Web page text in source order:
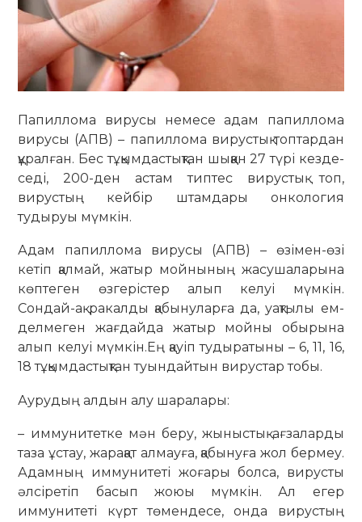
Папиллома вирусы не­ме­се адам папил­ло­ма
ви­русы (АПВ) – папиллома ви­рустық топтардан
құ­рал­ған. Бес тұқымдас­тық­тан шыққан 27 түрі кез­де­
седі, 200-ден астам типтес вирустық топ,
вирустың кей­бір штамдары онко­ло­гия
тудыруы мүмкін.
Адам папиллома ви­ру­сы (АПВ) – өзімен-өзі
кетіп қалмай, жатыр мойнының жасушаларына
көптеген өзгерістер алып келуі мүм­кін.
Сондай-ақ ракалды қабынуларға да, уақтылы ем­
делмеген жағдайда жа­тыр мойны обырына
алып келуі мүмкін.Ең қауіп туды­ра­тыны – 6, 11, 16,
18 тұқым­дас­тықтан туындайтын вирустар тобы.
Аурудың алдын алу ша­ралары:
– иммунитетке мән бе­ру, жыныстық ағзаларды
та­за ұстау, жарақат ал­мау­ға, қабынуға жол бермеу.
Адамның иммунитеті жо­ғары болса, вирусты
әл­сіретіп басып жоюы мүм­кін. Ал егер
иммунитеті күрт төмендесе, онда ви­рус­тың